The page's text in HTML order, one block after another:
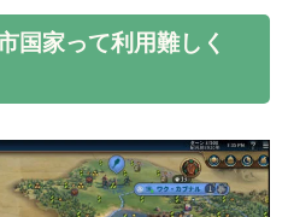
家って利用難しく